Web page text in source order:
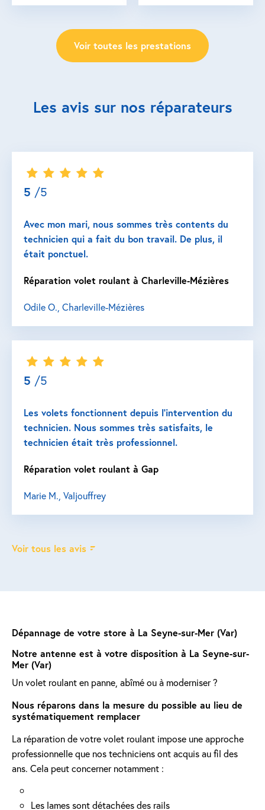
Dépannage de votre store à La Seyne-sur-Mer (Var)
Notre antenne est à votre disposition à La Seyne-sur-
Mer (Var)
Un volet roulant en panne, abîmé ou à moderniser ?
Nous réparons dans la mesure du possible au lieu de
systématiquement remplacer
La réparation de votre volet roulant impose une approche
professionnelle que nos techniciens ont acquis au fil des
ans. Cela peut concerner notamment :
Les lames sont détachées des rails
Voir toutes les prestations
Les avis sur nos réparateurs
5 /5
Avec mon mari, nous sommes très contents du
technicien qui a fait du bon travail. De plus, il
était ponctuel.
Réparation volet roulant à Charleville-Mézières
Odile O., Charleville-Mézières
5 /5
Les volets fonctionnent depuis l’intervention du
technicien. Nous sommes très satisfaits, le
technicien était très professionnel.
Réparation volet roulant à Gap
Marie M., Valjouffrey
Voir tous les avis